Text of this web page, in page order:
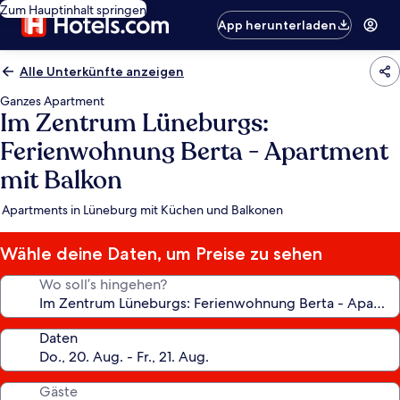
Zum Hauptinhalt springen
App herunterladen
Alle Unterkünfte anzeigen
Ganzes Apartment
Im Zentrum Lüneburgs:
Ferienwohnung Berta - Apartment
mit Balkon
Apartments in Lüneburg mit Küchen und Balkonen
Wähle deine Daten, um Preise zu sehen
Wo soll’s hingehen?
Daten
Gäste